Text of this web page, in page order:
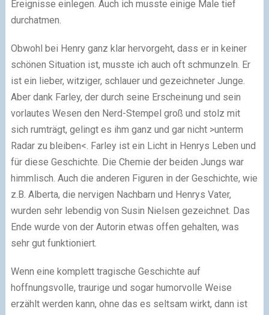
Ereignisse einlegen. Auch ich musste einige Male tief
durchatmen.
Obwohl bei Henry ganz klar hervorgeht, dass er in keiner
schönen Situation ist, musste ich auch oft schmunzeln. Er
ist ein lieber, witziger, schlauer und gezeichneter Junge.
Aber dank Farley, der durch seine Erscheinung und sein
vorlautes Wesen den Nerd-Stempel groß und stolz mit
sich rumträgt, gelingt es ihm ganz und gar nicht >unterm
Radar zu bleiben<. Farley ist ein Licht in Henrys Leben und
für diese Geschichte. Die Chemie der beiden Jungs war
himmlisch. Auch die anderen Figuren in der Geschichte, wie
z.B. Alberta, die nervigen Nachbarn und Henrys Vater,
wurden sehr lebendig von Susin Nielsen gezeichnet. Das
Ende wurde von der Autorin etwas offen gehalten, was
sehr gut funktioniert.
Wenn eine komplett tragische Geschichte auf
hoffnungsvolle, traurige und sogar humorvolle Weise
erzählt werden kann, ohne das es seltsam wirkt, dann ist